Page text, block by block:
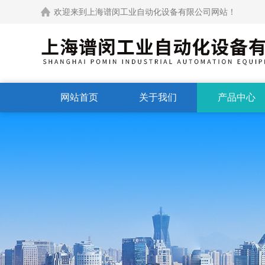
欢迎来到上海谱闵工业自动化设备有限公司网站！
网站首页 关于我们 产品中心